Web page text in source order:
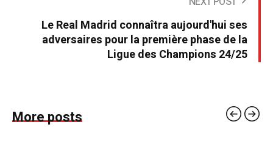
Le Real Madrid connaîtra aujourd'hui ses
adversaires pour la première phase de la
Ligue des Champions 24/25
More posts